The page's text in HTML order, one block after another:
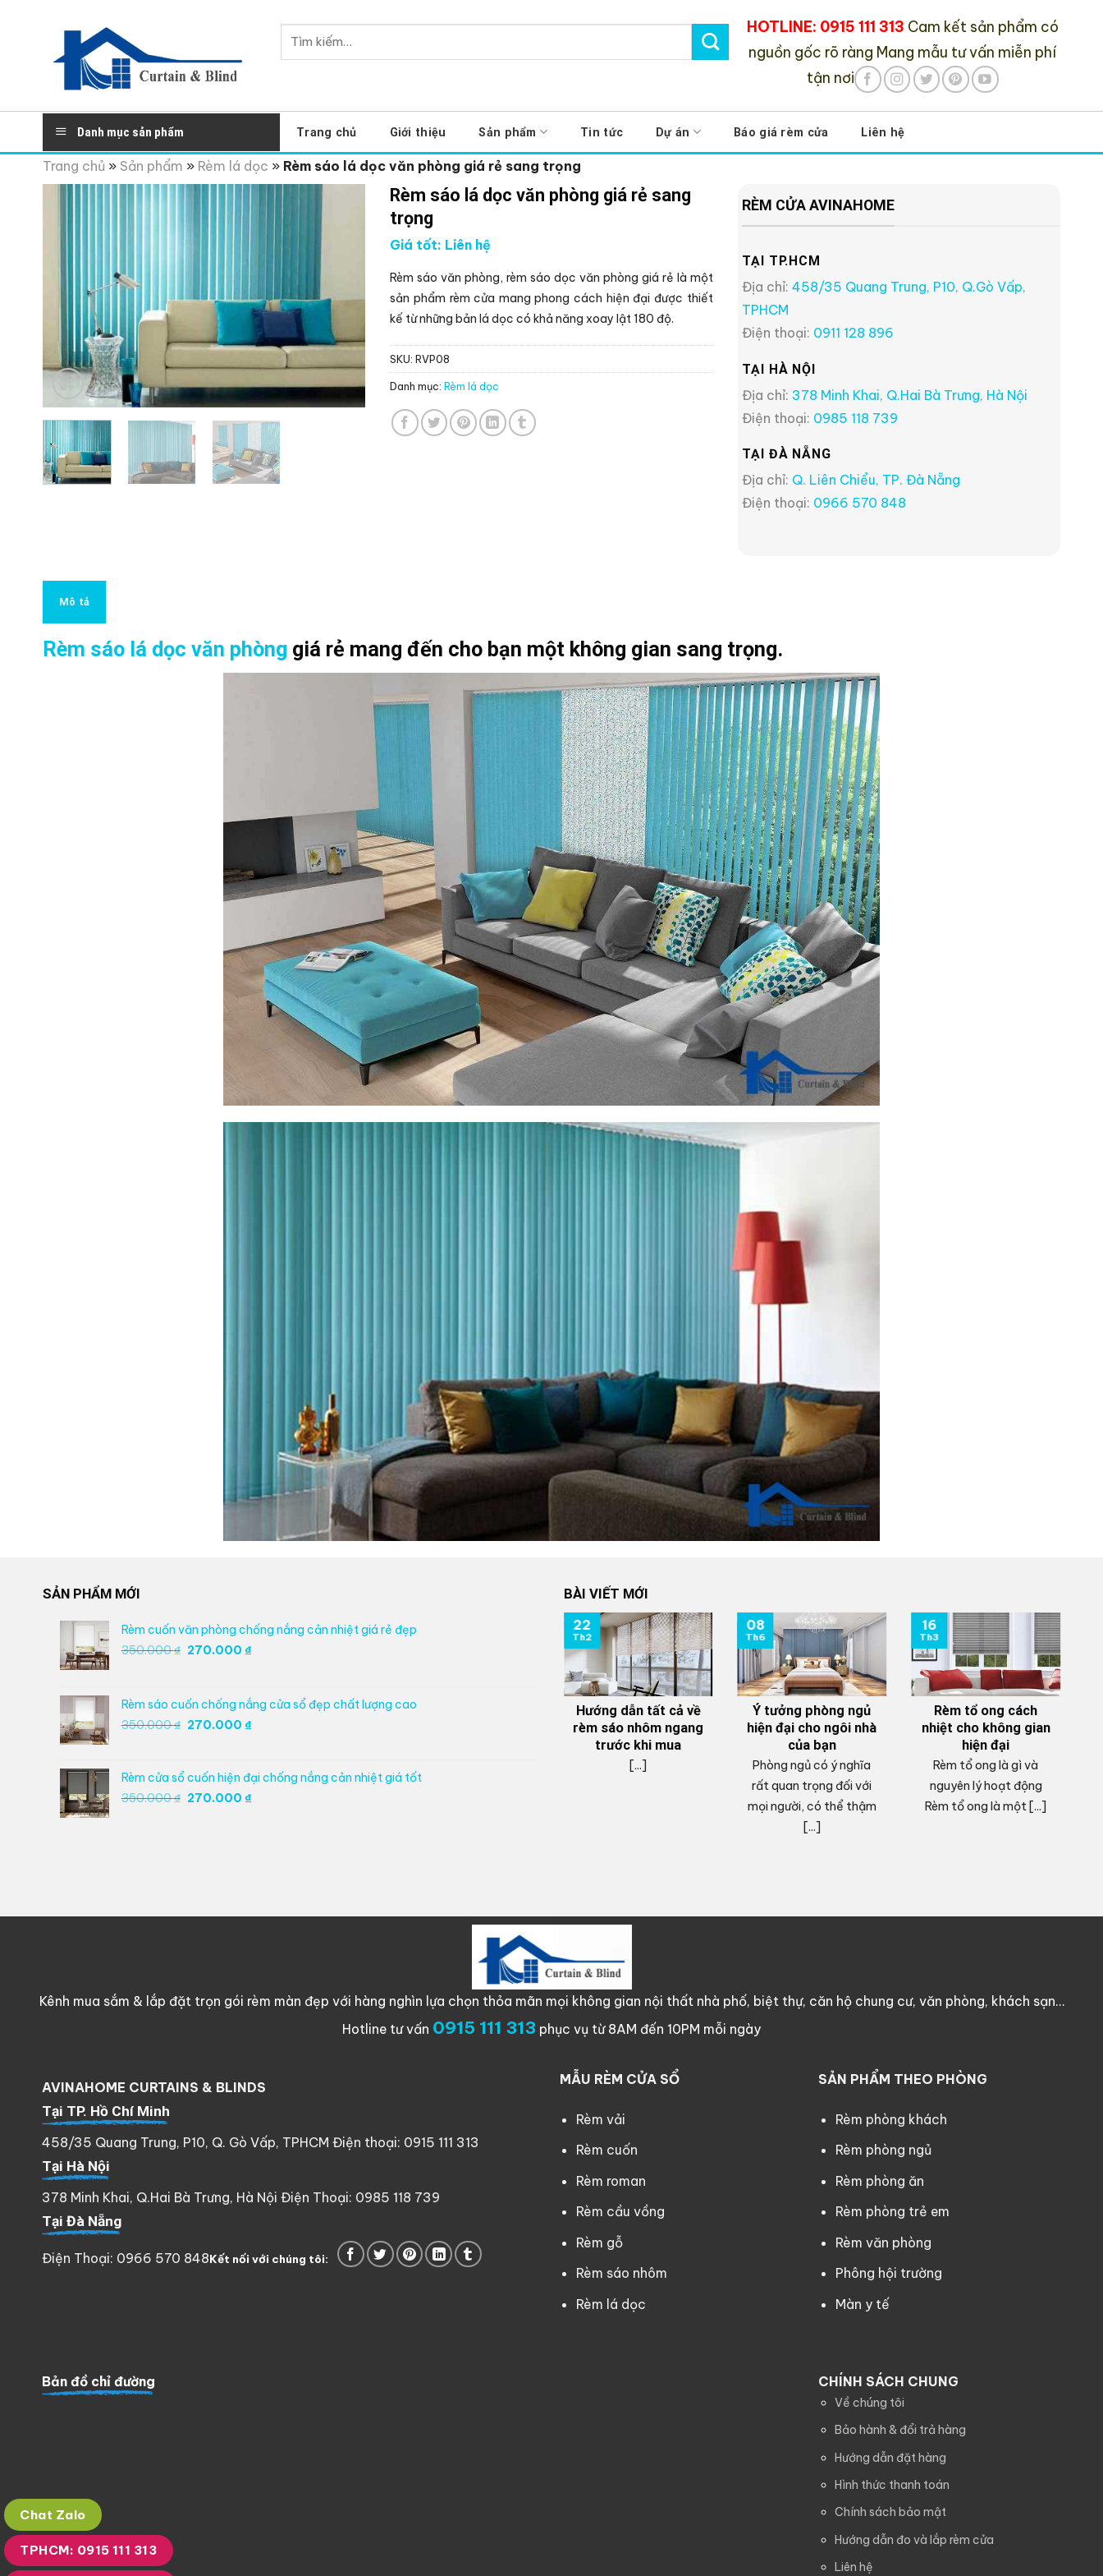
Tìm
kiếm:
HOTLINE: 0915 111 313 Cam kết sản phẩm có
nguồn gốc rõ ràng Mang mẫu tư vấn miễn phí
tận nơi
Danh mục sản phẩm Trang chủ Giới thiệu Sản phẩm Tin tức Dự án Báo giá rèm cửa Liên hệ
Trang chủ » Sản phẩm » Rèm lá dọc » Rèm sáo lá dọc văn phòng giá rẻ sang trọng
Rèm sáo lá dọc văn phòng giá rẻ sang
trọng
Giá tốt: Liên hệ
Rèm sáo văn phòng, rèm sáo dọc văn phòng giá rẻ là một
sản phẩm rèm cửa mang phong cách hiện đại được thiết
kế từ những bản lá dọc có khả năng xoay lật 180 độ.
SKU:RVP08
Danh mục:Rèm lá dọc
RÈM CỬA AVINAHOME
TẠI TP.HCM
Địa chỉ: 458/35 Quang Trung, P10, Q.Gò Vấp,
TPHCM
Điện thoại: 0911 128 896
TẠI HÀ NỘI
Địa chỉ: 378 Minh Khai, Q.Hai Bà Trưng, Hà Nội
Điện thoại: 0985 118 739
TẠI ĐÀ NẴNG
Địa chỉ: Q. Liên Chiểu, TP. Đà Nẵng
Điện thoại: 0966 570 848
Mô tả
Rèm sáo lá dọc văn phòng giá rẻ mang đến cho bạn một không gian sang trọng.
SẢN PHẨM MỚI
Rèm cuốn văn phòng chống nắng cản nhiệt giá rẻ đẹp
350.000₫ Giá
350.000 ₫.
270.000 ₫Giá
là:
270.000 ₫.
Rèm sáo cuốn chống nắng cửa sổ đẹp chất lượng cao
350.000₫ Giá
350.000 ₫.
270.000 ₫Giá
là:
270.000 ₫.
Rèm cửa sổ cuốn hiện đại chống nắng cản nhiệt giá tốt
350.000₫ Giá
270.000 ₫Giá
BÀI VIẾT MỚI
Hướng dẫn tất cả về
rèm sáo nhôm ngang
trước khi mua
[...]
22
Th2
Ý tưởng phòng ngủ
hiện đại cho ngôi nhà
của bạn
Phòng ngủ có ý nghĩa
rất quan trọng đối với
mọi người, có thể thậm
[...]
08
Th6
Rèm tổ ong cách
nhiệt cho không gian
hiện đại
Rèm tổ ong là gì và
nguyên lý hoạt động
Rèm tổ ong là một [...]
16
Th3
Kênh mua sắm & lắp đặt trọn gói rèm màn đẹp với hàng nghìn lựa chọn thỏa mãn mọi không gian nội thất nhà phố, biệt thự, căn hộ chung cư, văn phòng, khách sạn…
Hotline tư vấn 0915 111 313 phục vụ từ 8AM đến 10PM mỗi ngày
AVINAHOME CURTAINS & BLINDS
Tại TP. Hồ Chí Minh
458/35 Quang Trung, P10, Q. Gò Vấp, TPHCM Điện thoại: 0915 111 313
Tại Hà Nội
378 Minh Khai, Q.Hai Bà Trưng, Hà Nội Điện Thoại: 0985 118 739
Tại Đà Nẵng
Điện Thoại: 0966 570 848Kết nối với chúng tôi:
MẪU RÈM CỬA SỔ
Rèm vải
Rèm cuốn
Rèm roman
Rèm cầu vồng
Rèm gỗ
Rèm sáo nhôm
Rèm lá dọc
SẢN PHẨM THEO PHÒNG
Rèm phòng khách
Rèm phòng ngủ
Rèm phòng ăn
Rèm phòng trẻ em
Rèm văn phòng
Phông hội trường
Màn y tế
Bản đồ chỉ đường CHÍNH SÁCH CHUNG
Về chúng tôi
Bảo hành & đổi trả hàng
Hướng dẫn đặt hàng
Hình thức thanh toán
Chính sách bảo mật
Hướng dẫn đo và lắp rèm cửa
Liên hệ
Chat Zalo
TPHCM: 0915 111 313